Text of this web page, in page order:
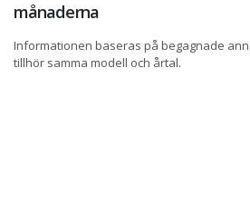
månaderna
Informationen baseras på begagnade
tillhör samma modell och årtal.